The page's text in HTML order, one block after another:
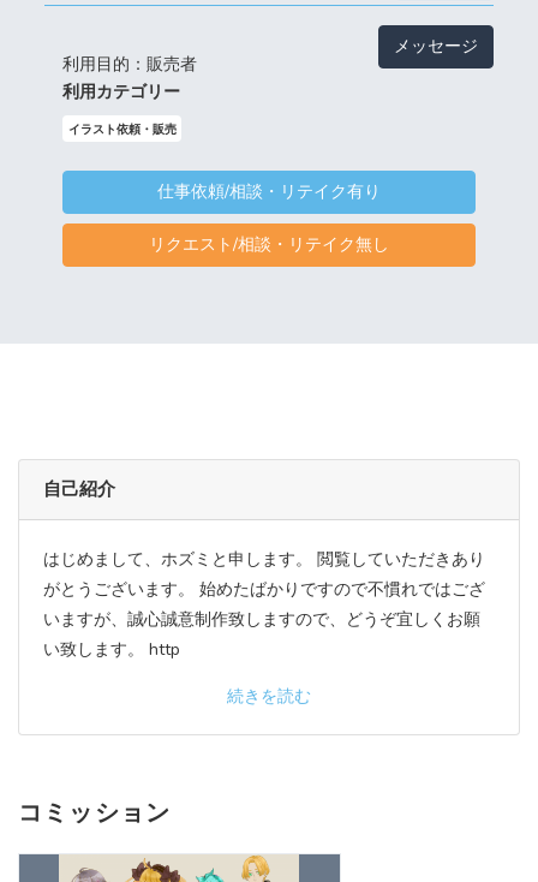
利用目的：販売者
メッセージ
利用カテゴリー
イラスト依頼・販売
仕事依頼/相談・リテイク有り
リクエスト/相談・リテイク無し
自己紹介
はじめまして、ホズミと申します。 閲覧していただきあり
がとうございます。 始めたばかりですので不慣れではござ
いますが、誠心誠意制作致しますので、どうぞ宜しくお願
い致します。 http
続きを読む
コミッション